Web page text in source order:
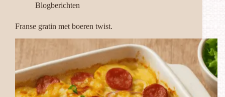
Blogberichten
Franse gratin met boeren twist.